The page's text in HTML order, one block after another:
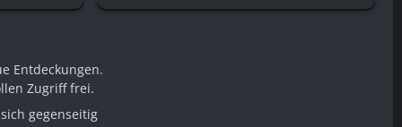
Entdeckungen.
Zugriff frei.
gegenseitig